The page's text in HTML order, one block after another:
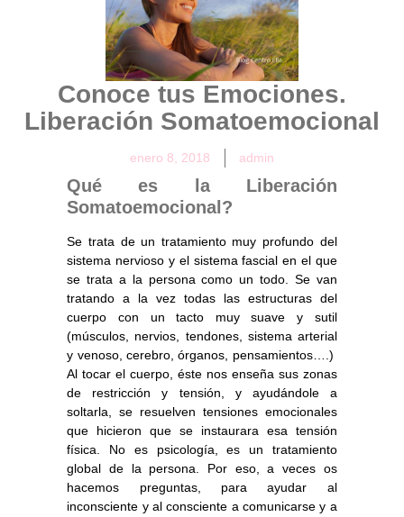
Conoce tus Emociones.
Liberación Somatoemocional
enero 8, 2018 admin
Qué es la Liberación
Somatoemocional?
Se trata de un tratamiento muy profundo del
sistema nervioso y el sistema fascial en el que
se trata a la persona como un todo. Se van
tratando a la vez todas las estructuras del
cuerpo con un tacto muy suave y sutil
(músculos, nervios, tendones, sistema arterial
y venoso, cerebro, órganos, pensamientos….)
Al tocar el cuerpo, éste nos enseña sus zonas
de restricción y tensión, y ayudándole a
soltarla, se resuelven tensiones emocionales
que hicieron que se instaurara esa tensión
física. No es psicología, es un tratamiento
global de la persona. Por eso, a veces os
hacemos preguntas, para ayudar al
inconsciente y al consciente a comunicarse y a